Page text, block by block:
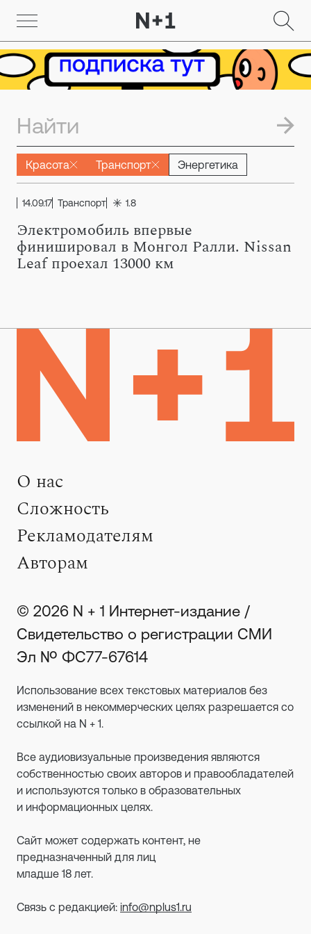
Красота Транспорт Энергетика
14.09.17 Транспорт 1.8
Электромобиль впервые
финишировал в Монгол Ралли. Nissan
Leaf проехал 13000 км
О нас
Сложность
Рекламодателям
Авторам
© 2026 N + 1 Интернет-издание /
Свидетельство о регистрации СМИ
Эл № ФС77-67614
Использование всех текстовых материалов без
изменений в некоммерческих целях разрешается со
ссылкой на N + 1.
Все аудиовизуальные произведения являются
собственностью своих авторов и правообладателей
и используются только в образовательных
и информационных целях.
Сайт может содержать контент, не
предназначенный для лиц
младше 18 лет.
Связь с редакцией: info@nplus1.ru